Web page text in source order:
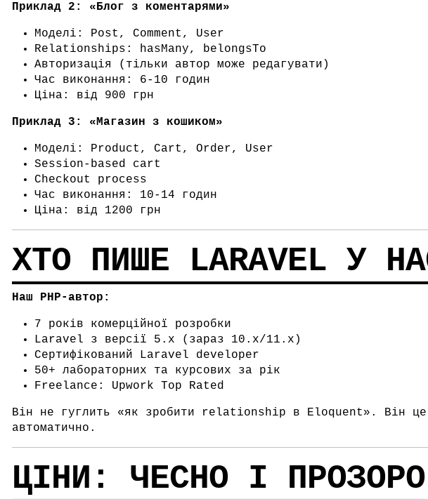
Приклад 2: «Блог з коментарями»
Моделі: Post, Comment, User
Relationships: hasMany, belongsTo
Авторизація (тільки автор може редагувати)
Час виконання: 6-10 годин
Ціна: від 900 грн
Приклад 3: «Магазин з кошиком»
Моделі: Product, Cart, Order, User
Session-based cart
Checkout process
Час виконання: 10-14 годин
Ціна: від 1200 грн
ХТО ПИШЕ LARAVEL У
Наш PHP-автор:
7 років комерційної розробки
Laravel з версії 5.x (зараз 10.x/11.x)
Сертифікований Laravel developer
50+ лабораторних та курсових за рік
Freelance: Upwork Top Rated
Він не гуглить «як зробити relationship в Eloquent». Він це
автоматично.
ЦІНИ: ЧЕСНО І ПРОЗОРО